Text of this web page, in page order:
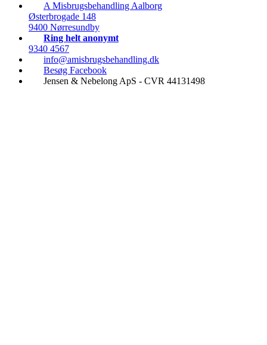
A Misbrugsbehandling Aalborg
Østerbrogade 148
9400 Nørresundby
Ring helt anonymt
9340 4567
info@amisbrugsbehandling.dk
Besøg Facebook
Jensen & Nebelong ApS - CVR 44131498